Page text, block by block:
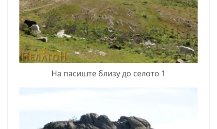
На пасиште близу до селото 1